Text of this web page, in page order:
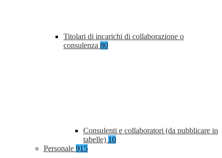
Titolari di incarichi di collaborazione o
consulenza 80
Consulenti e collaboratori (da pubblicare in
tabelle) 10
Personale 915